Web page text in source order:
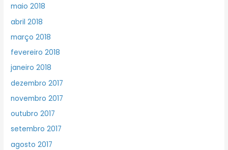
maio 2018
abril 2018
março 2018
fevereiro 2018
janeiro 2018
dezembro 2017
novembro 2017
outubro 2017
setembro 2017
agosto 2017